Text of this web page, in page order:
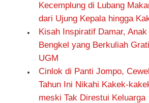
Kecemplung di Lubang
dari Ujung Kepala hingga
Kisah Inspiratif Damar, Anak
Bengkel yang Berkuliah
UGM
Cinlok di Panti Jompo,
Tahun Ini Nikahi Kakek-
meski Tak Direstui Keluarga